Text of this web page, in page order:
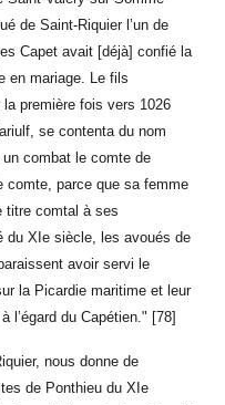
de Saint-Riquier l’un de
Capet avait [déjà] confié la
en mariage. Le fils
la première fois vers 1026
se contenta du nom
un combat le comte de
comte, parce que sa femme
titre comtal à ses
du XIe siècle, les avoués de
avoir servi le
la Picardie maritime et leur
l’égard du Capétien." [78]
nous donne de
de Ponthieu du XIe